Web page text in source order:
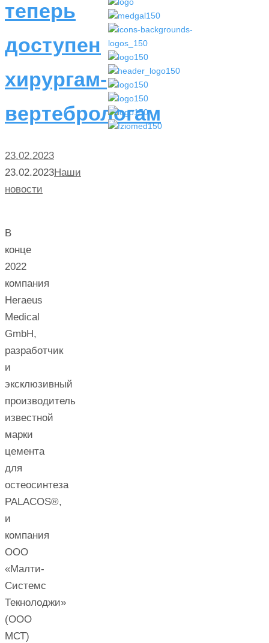
теперь
доступен
хирургам-
вертебрологам
23.02.2023
23.02.2023Наши
новости
В
конце
2022
компания
Heraeus
Medical
GmbH,
разработчик
и
эксклюзивный
производитель
известной
марки
цемента
для
остеосинтеза
PALACOS®,
и
компания
ООО
«Малти-
Системс
Текнолоджи»
(ООО
МСТ)